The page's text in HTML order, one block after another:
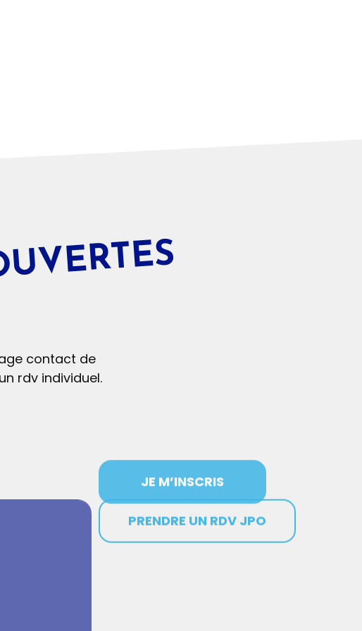
contact de
rdv individuel.
JE M’INSCRIS
PRENDRE UN RDV JPO